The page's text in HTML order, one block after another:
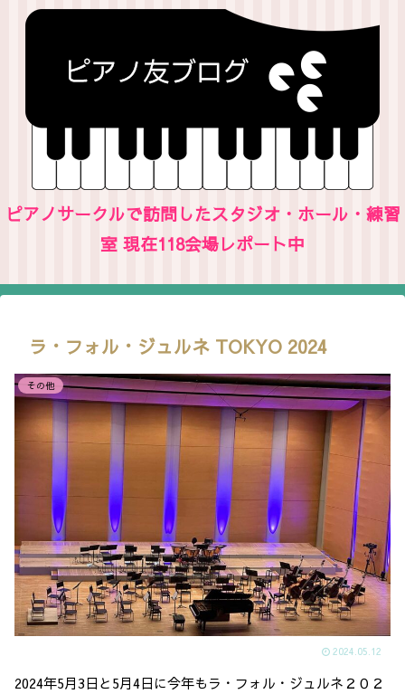
ピアノサークルで訪問したスタジオ・ホール・練習
室 現在118会場レポート中
ラ・フォル・ジュルネ TOKYO 2024
その他
2024.05.12
2024年5月3日と5月4日に今年もラ・フォル・ジュルネ２０２